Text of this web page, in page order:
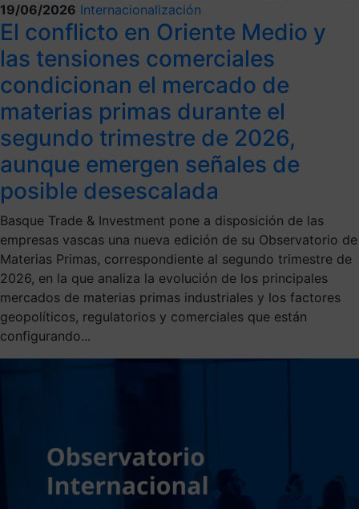
19/06/2026 Internacionalización
El conflicto en Oriente Medio y
las tensiones comerciales
condicionan el mercado de
materias primas durante el
segundo trimestre de 2026,
aunque emergen señales de
posible desescalada
Basque Trade & Investment pone a disposición de las
empresas vascas una nueva edición de su Observatorio de
Materias Primas, correspondiente al segundo trimestre de
2026, en la que analiza la evolución de los principales
mercados de materias primas industriales y los factores
geopolíticos, regulatorios y comerciales que están
configurando...